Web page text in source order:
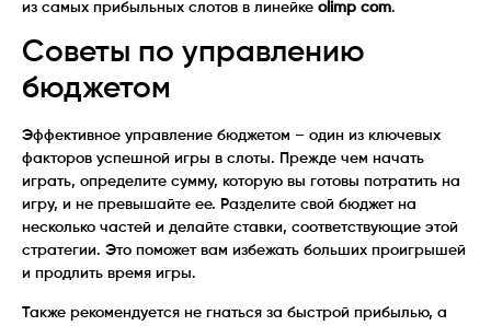
из самых прибыльных слотов в линейке olimp com.
Советы по управлению
бюджетом
Эффективное управление бюджетом – один из ключевых
факторов успешной игры в слоты. Прежде чем начать
играть, определите сумму, которую вы готовы потратить на
игру, и не превышайте ее. Разделите свой бюджет на
несколько частей и делайте ставки, соответствующие этой
стратегии. Это поможет вам избежать больших проигрышей
и продлить время игры.
Также рекомендуется не гнаться за быстрой прибылью, а